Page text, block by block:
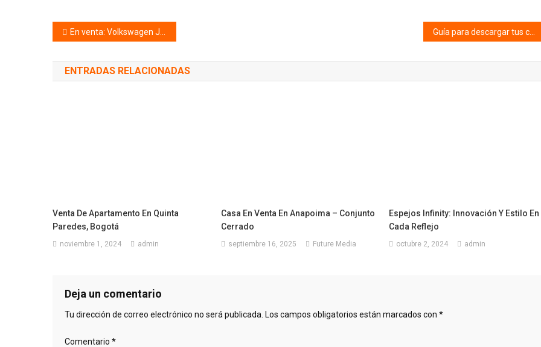
Navegación
de
entradas
En venta: Volkswagen Jetta GLI – Modelo 2013 (MK6)
ENTRADAS RELACIONADAS
Venta De Apartamento En Quinta
Paredes, Bogotá
noviembre 1, 2024 admin
Casa En Venta En Anapoima – Conjunto
Cerrado
septiembre 16, 2025 Future Media
Espejos Infinity: Innovación Y Estilo En
Cada Reflejo
octubre 2, 2024 admin
Deja un comentario
Tu dirección de correo electrónico no será publicada. Los campos obligatorios están marcados con *
Comentario *